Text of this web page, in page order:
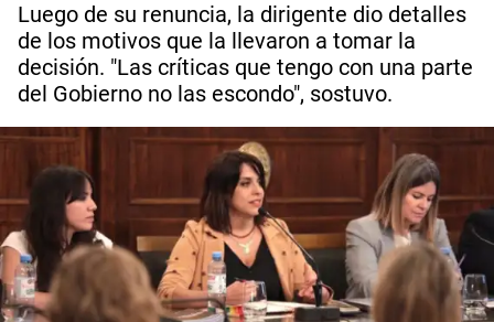
Luego de su renuncia, la dirigente dio detalles
de los motivos que la llevaron a tomar la
decisión. "Las críticas que tengo con una parte
del Gobierno no las escondo", sostuvo.